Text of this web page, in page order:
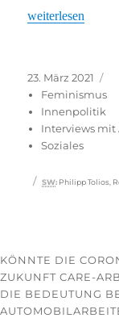
„»Beschäftigte
weiterlesen
Veröffentlicht
am
23. März 2021
Feminismus
Innenpolitik
Interviews mit
Soziales
Schlagwörter
SW: Philipp Tolios
KÖNNTE DIE
ZUKUNFT CARE-
DIE BEDEUTUNG